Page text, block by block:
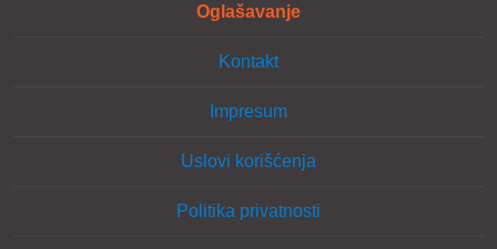
Oglašavanje
Kontakt
Impresum
Uslovi korišćenja
Politika privatnosti